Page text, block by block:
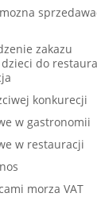
zakazu
do
konkurecji
w gastronomii
w restauracji
morza VAT